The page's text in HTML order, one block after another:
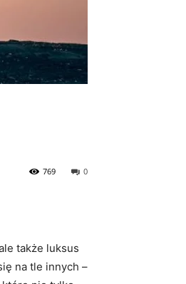
0
769
także luksus
na ‌tle innych –